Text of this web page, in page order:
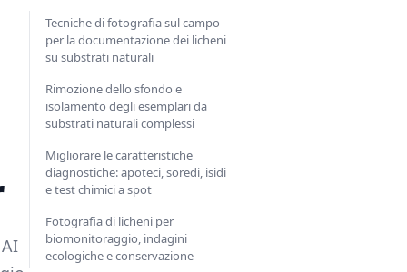
Tecniche di fotografia sul campo
per la documentazione dei licheni
su substrati naturali
Rimozione dello sfondo e
isolamento degli esemplari da
substrati naturali complessi
Migliorare le caratteristiche
diagnostiche: apoteci, soredi, isidi
e test chimici a spot
Fotografia di licheni per
biomonitoraggio, indagini
ecologiche e conservazione